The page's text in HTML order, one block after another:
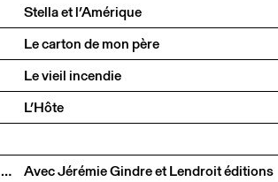
Stella et l’Amérique
Le carton de mon père
Le vieil incendie
L’Hôte
LES ÉDITIONS DU CCS À LA CITÉ INTERNATIONALE DES ARTS
Avec Jérémie Gindre et Lendroit éditions